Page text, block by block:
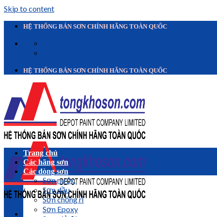
Skip to content
HỆ THỐNG BÁN SƠN CHÍNH HÃNG TOÀN QUỐC
HỆ THỐNG BÁN SƠN CHÍNH HÃNG TOÀN QUỐC
Trang chủ
Các hãng sơn
Các dòng sơn
Sơn nước
Sơn dầu
Sơn chống rỉ
Sơn Epoxy